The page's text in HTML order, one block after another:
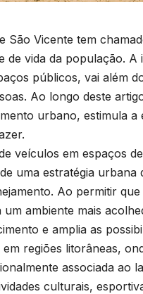
São Vicente tem
de vida da população.
públicos, vai além
Ao longo deste
urbano, estimula
veículos em espaços
uma estratégia urbana
Ao permitir
ambiente mais
e amplia as
regiões litorâneas,
associada ao
culturais,